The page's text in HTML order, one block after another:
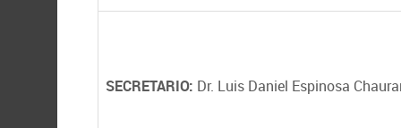
SECRETARIO: Dr. Luis Daniel Espinosa